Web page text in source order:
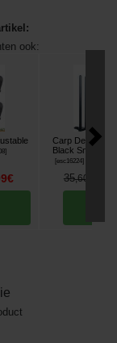
ook:
]
€
Carp Design
Black Snag
[esc16224]
35,60